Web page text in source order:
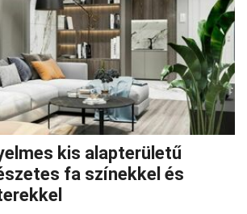
kis alapterületű
fa színekkel és